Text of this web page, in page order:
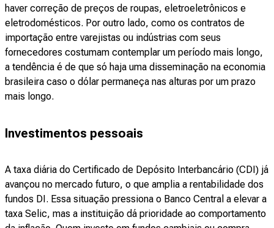
haver correção de preços de roupas, eletroeletrônicos e
eletrodomésticos. Por outro lado, como os contratos de
importação entre varejistas ou indústrias com seus
fornecedores costumam contemplar um período mais longo,
a tendência é de que só haja uma disseminação na economia
brasileira caso o dólar permaneça nas alturas por um prazo
mais longo.
Investimentos pessoais
A taxa diária do Certificado de Depósito Interbancário (CDI) já
avançou no mercado futuro, o que amplia a rentabilidade dos
fundos DI. Essa situação pressiona o Banco Central a elevar a
taxa Selic, mas a instituição dá prioridade ao comportamento